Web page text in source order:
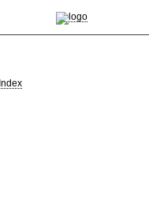
Index